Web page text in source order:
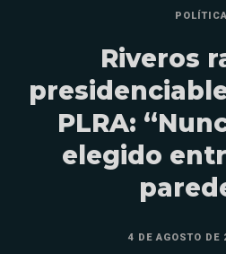
POLÍTICA
Riveros
PLRA:
elegido
4 DE AGOSTO DE